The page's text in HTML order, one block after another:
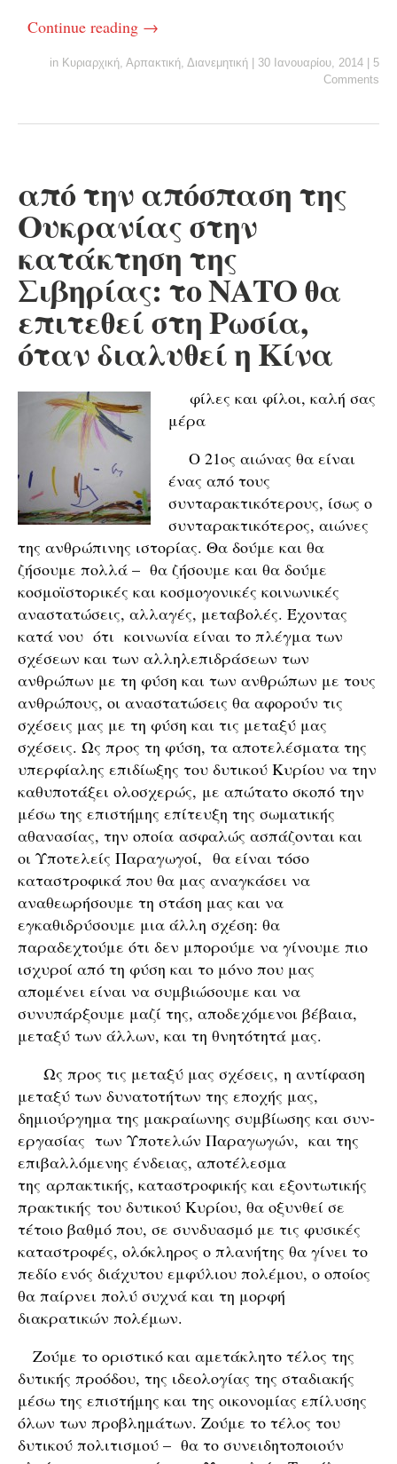
Continue reading →
in Κυριαρχική, Αρπακτική, Διανεμητική 30 Ιανουαρίου, 2014
5
Comments
από την απόσπαση της
Ουκρανίας στην
κατάκτηση της
Σιβηρίας: το ΝΑΤΟ θα
επιτεθεί στη Ρωσία,
όταν διαλυθεί η Κίνα
φίλες και φίλοι, καλή σας
μέρα
Ο 21ος αιώνας θα είναι
ένας από τους
συνταρακτικότερους, ίσως ο
συνταρακτικότερος, αιώνες
της ανθρώπινης ιστορίας. Θα δούμε και θα
ζήσουμε πολλά – θα ζήσουμε και θα δούμε
κοσμοϊστορικές και κοσμογονικές κοινωνικές
αναστατώσεις, αλλαγές, μεταβολές. Έχοντας
κατά νου ότι κοινωνία είναι το πλέγμα των
σχέσεων και των αλληλεπιδράσεων των
ανθρώπων με τη φύση και των ανθρώπων με τους
ανθρώπους, οι αναστατώσεις θα αφορούν τις
σχέσεις μας με τη φύση και τις μεταξύ μας
σχέσεις. Ως προς τη φύση, τα αποτελέσματα της
υπερφίαλης επιδίωξης του δυτικού Κυρίου να την
καθυποτάξει ολοσχερώς, με απώτατο σκοπό την
μέσω της επιστήμης επίτευξη της σωματικής
αθανασίας, την οποία ασφαλώς ασπάζονται και
οι Υποτελείς Παραγωγοί, θα είναι τόσο
καταστροφικά που θα μας αναγκάσει να
αναθεωρήσουμε τη στάση μας και να
εγκαθιδρύσουμε μια άλλη σχέση: θα
παραδεχτούμε ότι δεν μπορούμε να γίνουμε πιο
ισχυροί από τη φύση και το μόνο που μας
απομένει είναι να συμβιώσουμε και να
συνυπάρξουμε μαζί της, αποδεχόμενοι βέβαια,
μεταξύ των άλλων, και τη θνητότητά μας.
Ως προς τις μεταξύ μας σχέσεις, η αντίφαση
μεταξύ των δυνατοτήτων της εποχής μας,
δημιούργημα της μακραίωνης συμβίωσης και συν-
εργασίας των Υποτελών Παραγωγών, και της
επιβαλλόμενης ένδειας, αποτέλεσμα
της αρπακτικής, καταστροφικής και εξοντωτικής
πρακτικής του δυτικού Κυρίου, θα οξυνθεί σε
τέτοιο βαθμό που, σε συνδυασμό με τις φυσικές
καταστροφές, ολόκληρος ο πλανήτης θα γίνει το
πεδίο ενός διάχυτου εμφύλιου πολέμου, ο οποίος
θα παίρνει πολύ συχνά και τη μορφή
διακρατικών πολέμων.
Ζούμε το οριστικό και αμετάκλητο τέλος της
δυτικής προόδου, της ιδεολογίας της σταδιακής
μέσω της επιστήμης και της οικονομίας επίλυσης
όλων των προβλημάτων. Ζούμε το τέλος του
δυτικού πολιτισμού – θα το συνειδητοποιούν